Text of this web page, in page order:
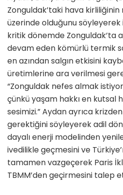
Zonguldak’taki hava
üzerinde olduğunu
kritik dönemde Zonguldak’ta
devam eden kömürlü termik
en azından salgın etkisini
üretimlerine ara verilmesi
“Zonguldak nefes almak
çünkü yaşam hakkı en kutsal
sesimizi.” Aydan ayrıca
gerektiğini söyleyerek adil
dayalı enerji modelinden
ivedilikle geçmesini ve
tamamen vazgeçerek Paris
TBMM’den geçirmesini talep